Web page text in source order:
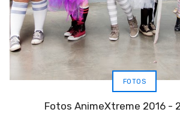
FOTOS
Fotos AnimeXtreme 2016 -